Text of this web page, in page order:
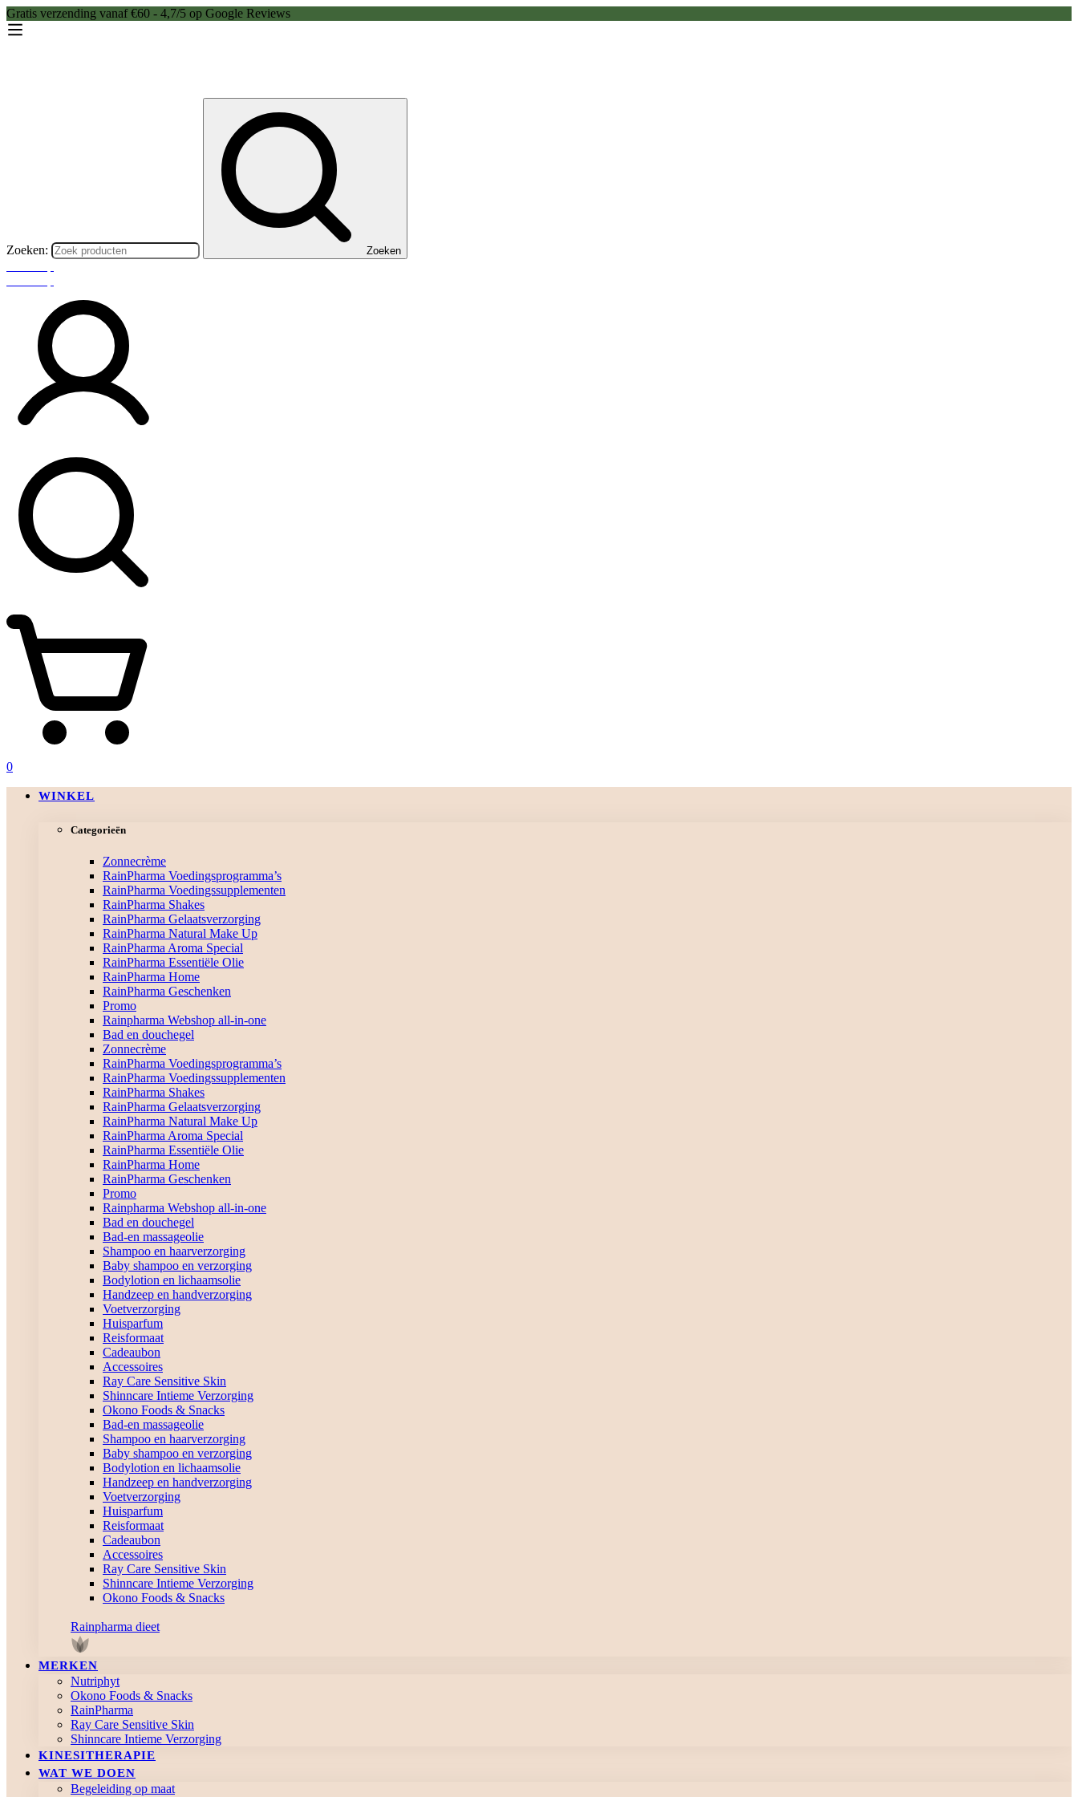
Gratis verzending vanaf €60 - 4,7/5 op Google Reviews
Zoeken: Zoeken
0
WINKEL
Categorieën
Zonnecrème
RainPharma Voedingsprogramma’s
RainPharma Voedingssupplementen
RainPharma Shakes
RainPharma Gelaatsverzorging
RainPharma Natural Make Up
RainPharma Aroma Special
RainPharma Essentiële Olie
RainPharma Home
RainPharma Geschenken
Promo
Rainpharma Webshop all-in-one
Bad en douchegel
Zonnecrème
RainPharma Voedingsprogramma’s
RainPharma Voedingssupplementen
RainPharma Shakes
RainPharma Gelaatsverzorging
RainPharma Natural Make Up
RainPharma Aroma Special
RainPharma Essentiële Olie
RainPharma Home
RainPharma Geschenken
Promo
Rainpharma Webshop all-in-one
Bad en douchegel
Bad-en massageolie
Shampoo en haarverzorging
Baby shampoo en verzorging
Bodylotion en lichaamsolie
Handzeep en handverzorging
Voetverzorging
Huisparfum
Reisformaat
Cadeaubon
Accessoires
Ray Care Sensitive Skin
Shinncare Intieme Verzorging
Okono Foods & Snacks
Bad-en massageolie
Shampoo en haarverzorging
Baby shampoo en verzorging
Bodylotion en lichaamsolie
Handzeep en handverzorging
Voetverzorging
Huisparfum
Reisformaat
Cadeaubon
Accessoires
Ray Care Sensitive Skin
Shinncare Intieme Verzorging
Okono Foods & Snacks
Rainpharma dieet
MERKEN
Nutriphyt
Okono Foods & Snacks
RainPharma
Ray Care Sensitive Skin
Shinncare Intieme Verzorging
KINESITHERAPIE
WAT WE DOEN
Begeleiding op maat